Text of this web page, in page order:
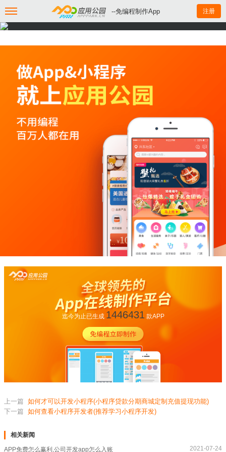
--免编程制作App 注册
迄今为止已生成 1446431款APP
上一篇 如何才可以开发小程序(小程序贷款分期商城定制充值提现功能)
下一篇 如何查看小程序开发者(推荐学习小程序开发)
相关新闻
APP免费怎么赢利,公司开发app怎么入账 2021-07-24